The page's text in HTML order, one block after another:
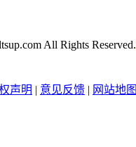
All Rights Reserved.
声明 | 意见反馈 | 网站地图